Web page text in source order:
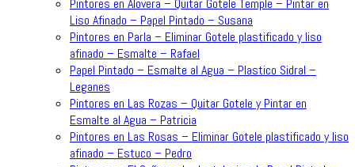
Pintores en Alovera – Quitar Gotele Temple – Pintar en
Liso Afinado – Papel Pintado – Susana
Pintores en Parla – Eliminar Gotele plastificado y liso
afinado – Esmalte – Rafael
Papel Pintado – Esmalte al Agua – Plastico Sidral –
Leganes
Pintores en Las Rozas – Quitar Gotele y Pintar en
Esmalte al Agua – Patricia
Pintores en Las Rosas – Eliminar Gotele plastificado y liso
afinado – Estuco – Pedro